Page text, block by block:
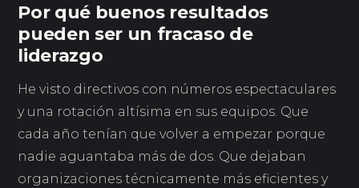
Por qué buenos resultados
pueden ser un fracaso de
liderazgo
He visto directivos con números espectaculares
y una rotación altísima en sus equipos. Que
cada año tenían que volver a empezar porque
nadie aguantaba más de dos. Que dejaban
organizaciones técnicamente más eficientes y